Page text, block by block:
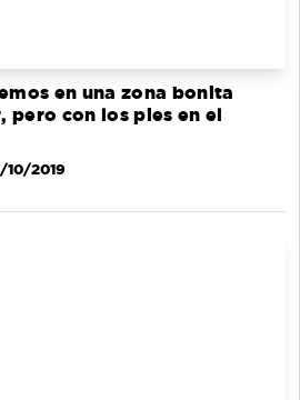
en una zona bonita
pero con los pies en el
10/2019